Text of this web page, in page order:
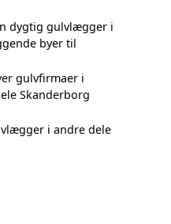
dygtig gulvlægger i
byer til
gulvfirmaer i
Skanderborg
i andre dele